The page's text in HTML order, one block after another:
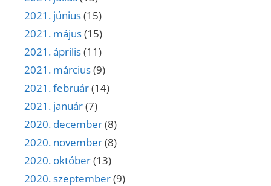
2021. június(15)
2021. május(15)
2021. április(11)
2021. március(9)
2021. február(14)
2021. január(7)
2020. december(8)
2020. november(8)
2020. október(13)
2020. szeptember(9)